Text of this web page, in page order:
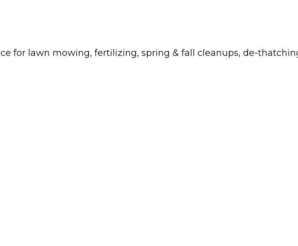
for lawn mowing, fertilizing, spring & fall cleanups, de-